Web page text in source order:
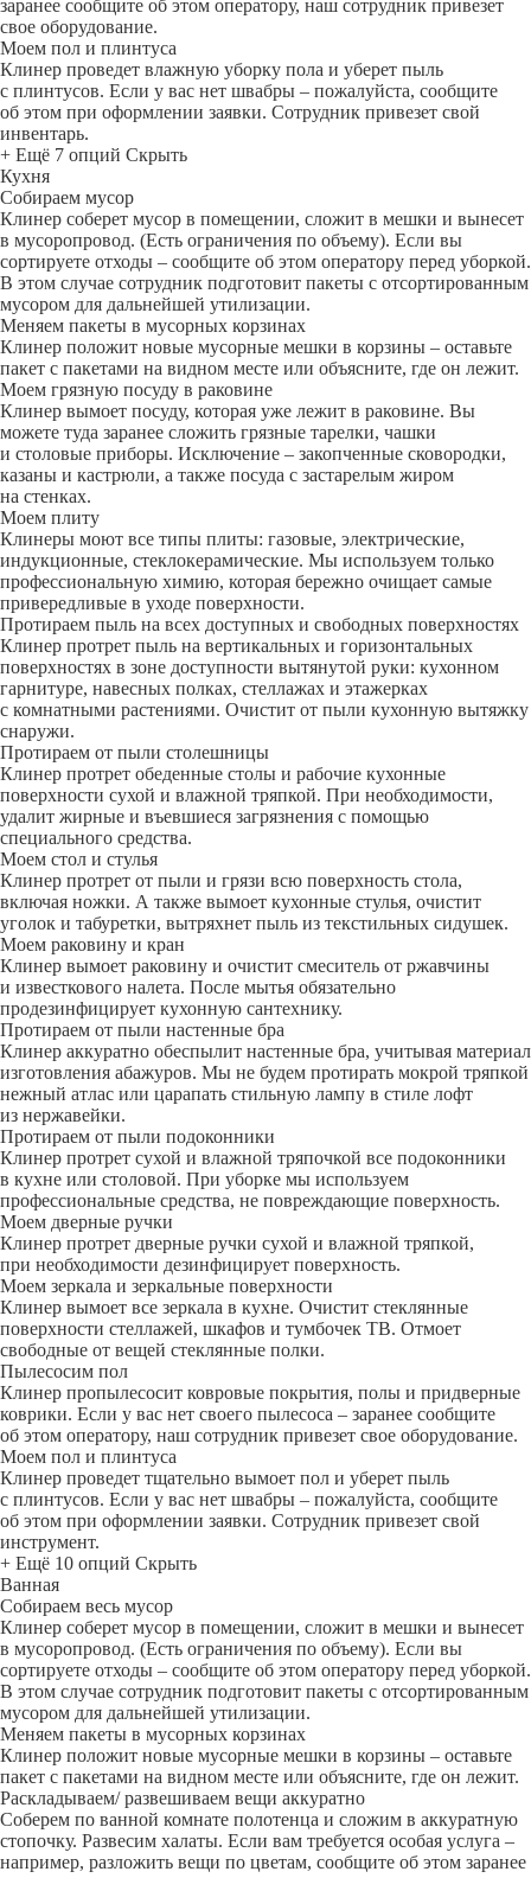
заранее сообщите об этом оператору, наш сотрудник привезет
свое оборудование.
Моем пол и плинтуса
Клинер проведет влажную уборку пола и уберет пыль
с плинтусов. Если у вас нет швабры – пожалуйста, сообщите
об этом при оформлении заявки. Сотрудник привезет свой
инвентарь.
+ Ещё 7 опций Скрыть
Кухня
Собираем мусор
Клинер соберет мусор в помещении, сложит в мешки и вынесет
в мусоропровод. (Есть ограничения по объему). Если вы
сортируете отходы – сообщите об этом оператору перед уборкой.
В этом случае сотрудник подготовит пакеты с отсортированным
мусором для дальнейшей утилизации.
Меняем пакеты в мусорных корзинах
Клинер положит новые мусорные мешки в корзины – оставьте
пакет с пакетами на видном месте или объясните, где он лежит.
Моем грязную посуду в раковине
Клинер вымоет посуду, которая уже лежит в раковине. Вы
можете туда заранее сложить грязные тарелки, чашки
и столовые приборы. Исключение – закопченные сковородки,
казаны и кастрюли, а также посуда с застарелым жиром
на стенках.
Моем плиту
Клинеры моют все типы плиты: газовые, электрические,
индукционные, стеклокерамические. Мы используем только
профессиональную химию, которая бережно очищает самые
привередливые в уходе поверхности.
Протираем пыль на всех доступных и свободных поверхностях
Клинер протрет пыль на вертикальных и горизонтальных
поверхностях в зоне доступности вытянутой руки: кухонном
гарнитуре, навесных полках, стеллажах и этажерках
с комнатными растениями. Очистит от пыли кухонную вытяжку
снаружи.
Протираем от пыли столешницы
Клинер протрет обеденные столы и рабочие кухонные
поверхности сухой и влажной тряпкой. При необходимости,
удалит жирные и въевшиеся загрязнения с помощью
специального средства.
Моем стол и стулья
Клинер протрет от пыли и грязи всю поверхность стола,
включая ножки. А также вымоет кухонные стулья, очистит
уголок и табуретки, вытряхнет пыль из текстильных сидушек.
Моем раковину и кран
Клинер вымоет раковину и очистит смеситель от ржавчины
и известкового налета. После мытья обязательно
продезинфицирует кухонную сантехнику.
Протираем от пыли настенные бра
Клинер аккуратно обеспылит настенные бра, учитывая материал
изготовления абажуров. Мы не будем протирать мокрой тряпкой
нежный атлас или царапать стильную лампу в стиле лофт
из нержавейки.
Протираем от пыли подоконники
Клинер протрет сухой и влажной тряпочкой все подоконники
в кухне или столовой. При уборке мы используем
профессиональные средства, не повреждающие поверхность.
Моем дверные ручки
Клинер протрет дверные ручки сухой и влажной тряпкой,
при необходимости дезинфицирует поверхность.
Моем зеркала и зеркальные поверхности
Клинер вымоет все зеркала в кухне. Очистит стеклянные
поверхности стеллажей, шкафов и тумбочек ТВ. Отмоет
свободные от вещей стеклянные полки.
Пылесосим пол
Клинер пропылесосит ковровые покрытия, полы и придверные
коврики. Если у вас нет своего пылесоса – заранее сообщите
об этом оператору, наш сотрудник привезет свое оборудование.
Моем пол и плинтуса
Клинер проведет тщательно вымоет пол и уберет пыль
с плинтусов. Если у вас нет швабры – пожалуйста, сообщите
об этом при оформлении заявки. Сотрудник привезет свой
инструмент.
+ Ещё 10 опций Скрыть
Ванная
Собираем весь мусор
Клинер соберет мусор в помещении, сложит в мешки и вынесет
в мусоропровод. (Есть ограничения по объему). Если вы
сортируете отходы – сообщите об этом оператору перед уборкой.
В этом случае сотрудник подготовит пакеты с отсортированным
мусором для дальнейшей утилизации.
Меняем пакеты в мусорных корзинах
Клинер положит новые мусорные мешки в корзины – оставьте
пакет с пакетами на видном месте или объясните, где он лежит.
Раскладываем/ развешиваем вещи аккуратно
Соберем по ванной комнате полотенца и сложим в аккуратную
стопочку. Развесим халаты. Если вам требуется особая услуга –
например, разложить вещи по цветам, сообщите об этом заранее